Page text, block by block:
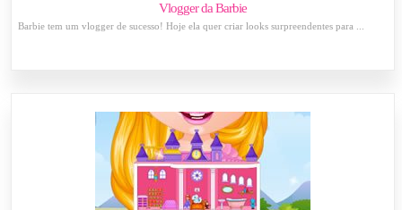
Vlogger da Barbie
Barbie tem um vlogger de sucesso! Hoje ela quer criar looks surpreendentes para ...